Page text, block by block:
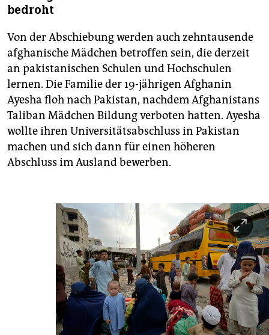
bedroht
Von der Abschiebung werden auch zehntausende
afghanische Mädchen betroffen sein, die derzeit
an pakistanischen Schulen und Hochschulen
lernen. Die Familie der 19-jährigen Afghanin
Ayesha floh nach Pakistan, nachdem Afghanistans
Taliban Mädchen Bildung verboten hatten. Ayesha
wollte ihren Universitätsabschluss in Pakistan
machen und sich dann für einen höheren
Abschluss im Ausland bewerben.